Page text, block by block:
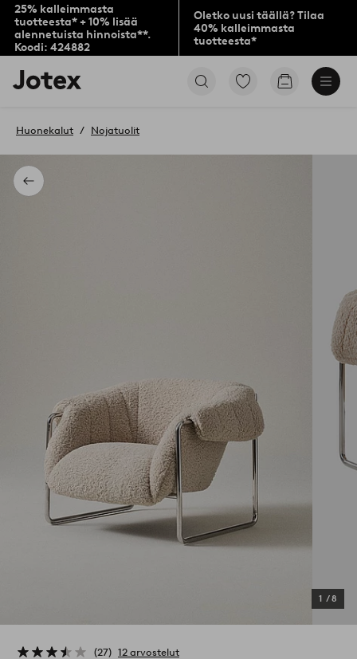
25% kalleimmasta
tuotteesta* + 10% lisää
alennetuista hinnoista**.
Koodi: 424882
Oletko uusi täällä? Tilaa
40% kalleimmasta
tuotteesta*
Jotex-
logo
aloitussivulle
Siirry
Siirry
Takaisin
Huonekalut Nojatuolit
1 /8
27 12 arvostelut